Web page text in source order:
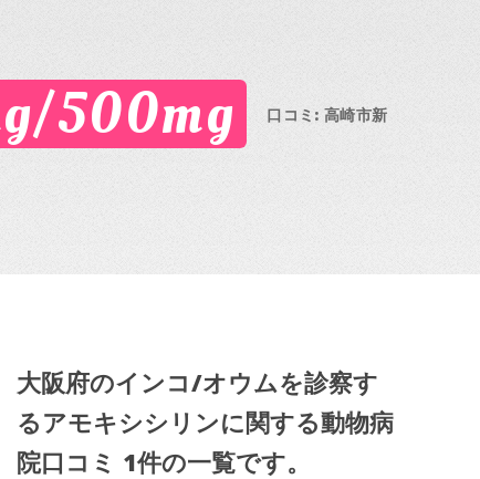
500mg 口コミ: 高崎市新
大阪府のインコ/オウムを診察す
るアモキシシリンに関する動物病
院口コミ 1件の一覧です。